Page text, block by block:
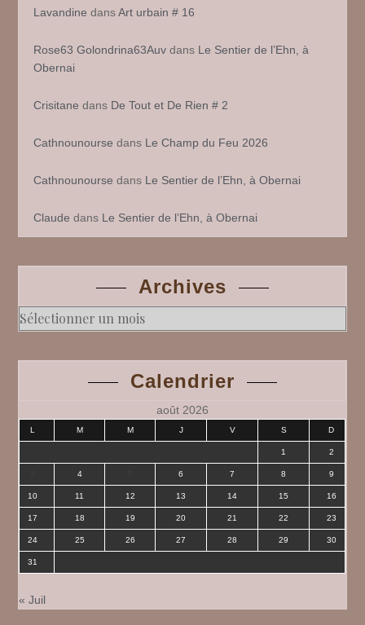
Lavandine dansArt urbain # 16
Rose63 Golondrina63Auv dans Le Sentier de l’Ehn, à
Obernai
Crisitane dans De Tout et De Rien # 2
Cathnounourse dans Le Champ du Feu 2026
Cathnounourse dans Le Sentier de l’Ehn, à Obernai
Claude dans Le Sentier de l’Ehn, à Obernai
Archives
Archives
Calendrier
août 2026
L M M J V S D
1 2
4 6 7 8 9
10 11 12 13 14 15 16
17 18 19 20 21 22 23
24 25 26 27 28 29 30
31
« Juil